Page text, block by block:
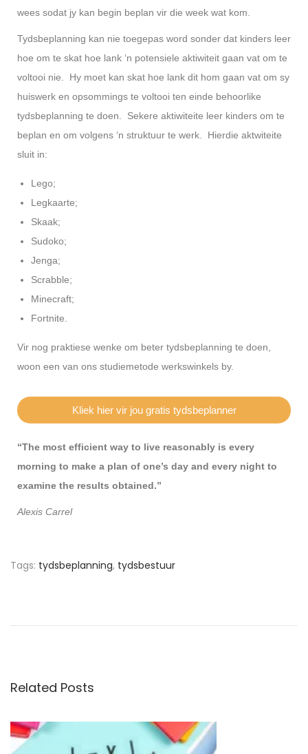
wees sodat jy kan begin beplan vir die week wat kom.
Tydsbeplanning kan nie toegepas word sonder dat kinders leer
hoe om te skat hoe lank ‘n potensiele aktiwiteit gaan vat om te
voltooi nie. Hy moet kan skat hoe lank dit hom gaan vat om sy
huiswerk en opsommings te voltooi ten einde behoorlike
tydsbeplanning te doen. Sekere aktiwiteite leer kinders om te
beplan en om volgens ‘n struktuur te werk. Hierdie aktwiteite
sluit in:
Lego;
Legkaarte;
Skaak;
Sudoko;
Jenga;
Scrabble;
Minecraft;
Fortnite.
Vir nog praktiese wenke om beter tydsbeplanning te doen,
woon een van ons studiemetode werkswinkels by.
Kliek hier vir jou gratis tydsbeplanner
“The most efficient way to live reasonably is every
morning to make a plan of one’s day and every night to
examine the results obtained.”
Alexis Carrel
Tags: tydsbeplanning, tydsbestuur
n
e
S
Related Posts